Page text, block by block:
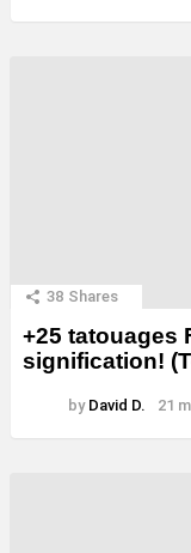
38 Shares
+25 tatouages
signification!
by David D. 21